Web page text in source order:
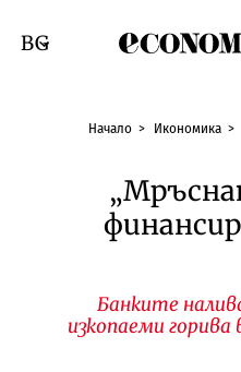
Смяна на език
Начало Икономика
Банките
изкопаеми